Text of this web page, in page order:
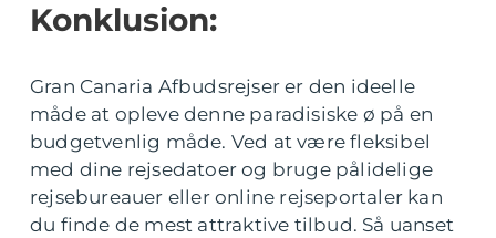
Konklusion:
Gran Canaria Afbudsrejser er den ideelle
måde at opleve denne paradisiske ø på en
budgetvenlig måde. Ved at være fleksibel
med dine rejsedatoer og bruge pålidelige
rejsebureauer eller online rejseportaler kan
du finde de mest attraktive tilbud. Så uanset